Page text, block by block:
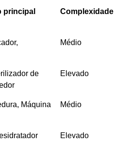
principal Complexidade
Médio
de
Elevado
Máquina
Médio
Elevado